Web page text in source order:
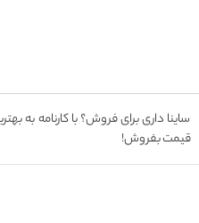
ساینا داری برای فروش؟ با کارنامه به
قیمت بفروش!